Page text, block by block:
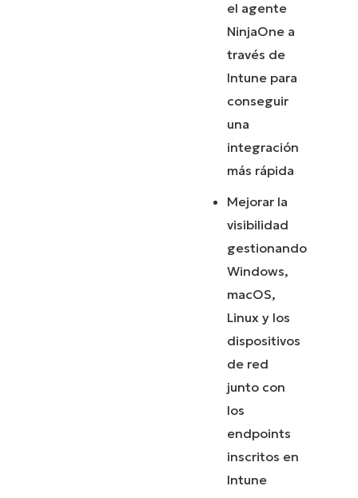
el agente
NinjaOne a
través de
Intune para
conseguir
una
integración
más rápida
Mejorar la
visibilidad
gestionando
Windows,
macOS,
Linux y los
dispositivos
de red
junto con
los
endpoints
inscritos en
Intune